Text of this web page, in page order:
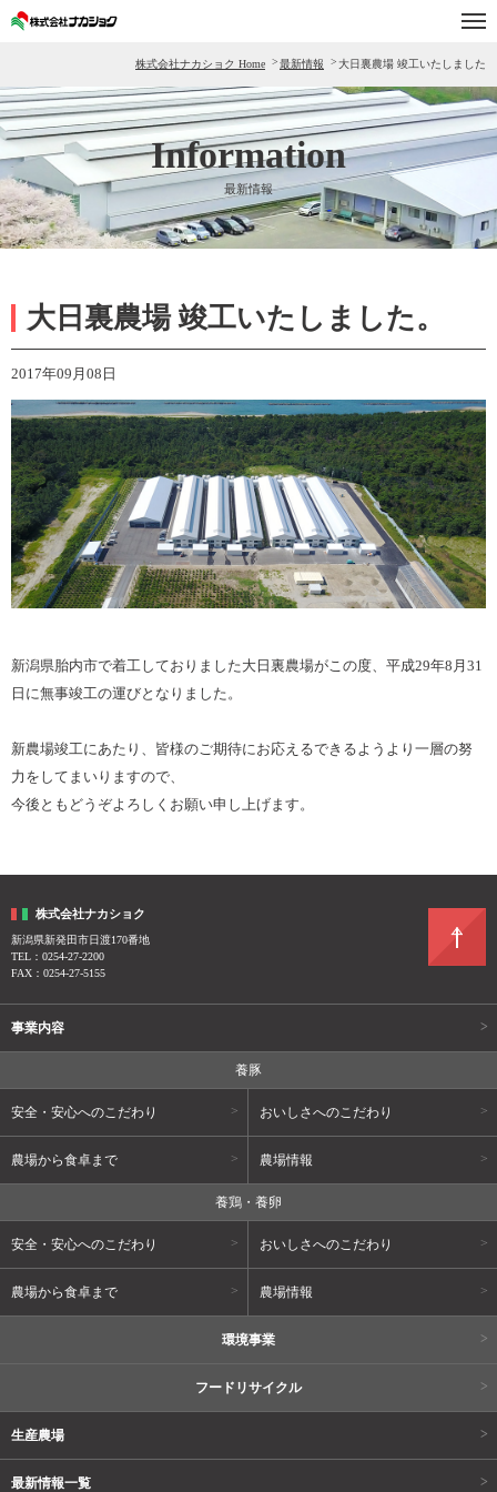
最新情報
事業内容
生産農場
採用情報
フードリサイクル
株式会社ナカショク Home 最新情報 大日裏農場 竣工いたしました
Information
最新情報
大日裏農場 竣工いたしました。
2017年09月08日
新潟県胎内市で着工しておりました大日裏農場がこの度、平成29年8月31
日に無事竣工の運びとなりました。
新農場竣工にあたり、皆様のご期待にお応えるできるようより一層の努
力をしてまいりますので、
今後ともどうぞよろしくお願い申し上げます。
株式会社ナカショク
新潟県新発田市日渡170番地
TEL：0254-27-2200
FAX：0254-27-5155
事業内容
養豚
安全・安心へのこだわり おいしさへのこだわり
農場から食卓まで 農場情報
養鶏・養卵
安全・安心へのこだわり おいしさへのこだわり
農場から食卓まで 農場情報
環境事業
フードリサイクル
生産農場
最新情報一覧